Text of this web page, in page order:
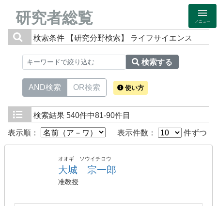
研究者総覧 メニュー
検索条件 【研究分野検索】 ライフサイエンス
検索する
AND検索 OR検索 使い方
検索結果 540件中81-90件目
表示順： 表示件数： 件ずつ
オオギ ソウイチロウ
大城 宗一郎
准教授